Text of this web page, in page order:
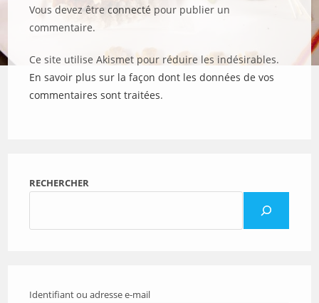
Vous devez êtreconnecté pour publier un
commentaire.
Ce site utilise Akismet pour réduire les indésirables.
En savoir plus sur la façon dont les données de vos
commentaires sont traitées.
RECHERCHER
Identifiant ou adresse e-mail